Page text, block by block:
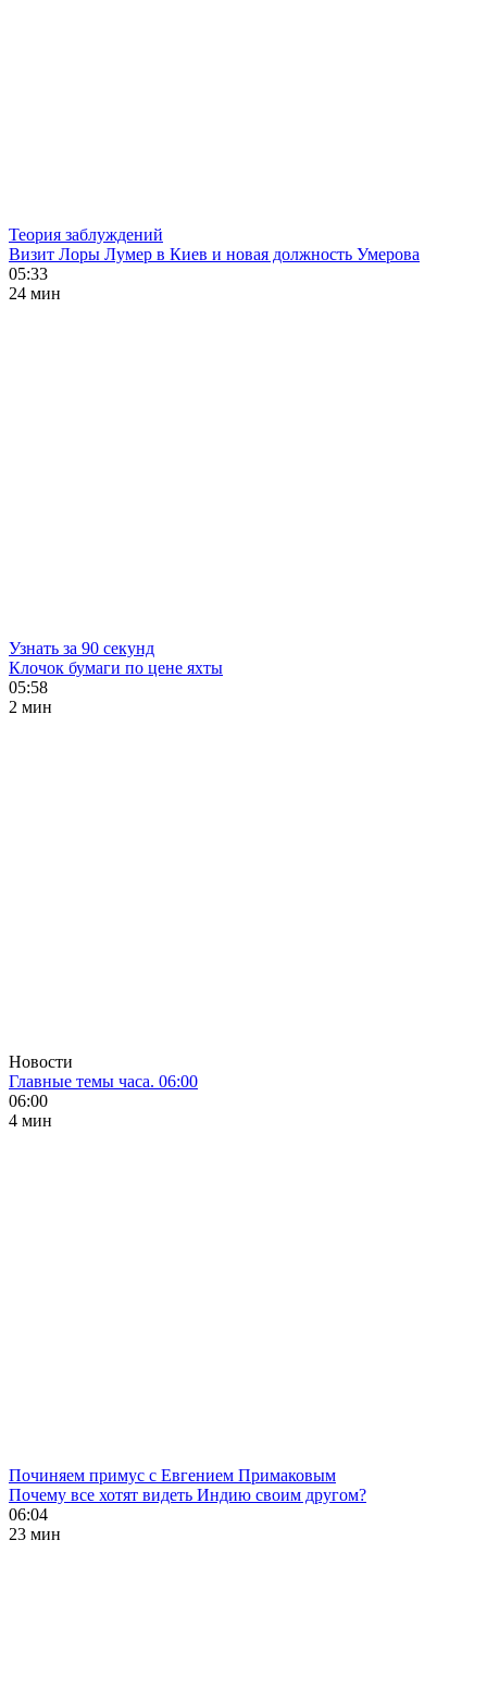
Теория заблуждений
Визит Лоры Лумер в Киев и новая должность Умерова
05:33
24 мин
Узнать за 90 секунд
Клочок бумаги по цене яхты
05:58
2 мин
Новости
Главные темы часа. 06:00
06:00
4 мин
Починяем примус с Евгением Примаковым
Почему все хотят видеть Индию своим другом?
06:04
23 мин